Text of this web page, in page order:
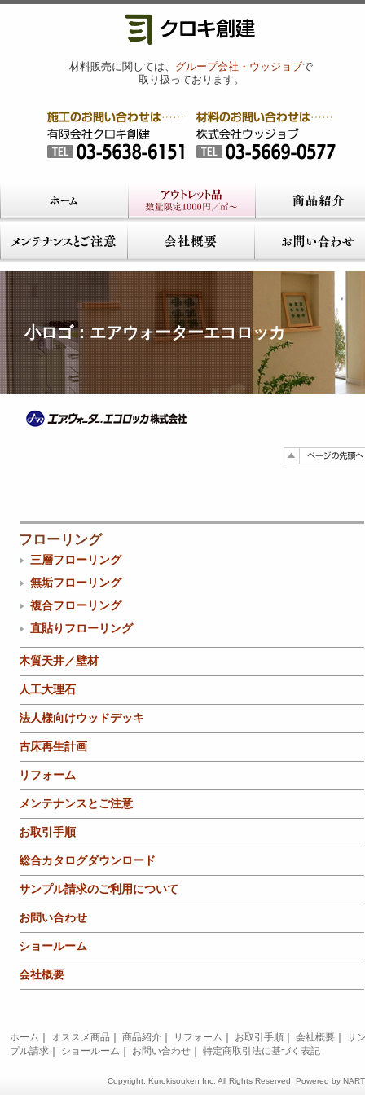
材料販売に関しては、 グループ会社・ウッジョブで
取り扱っております。
小ロゴ：エアウォーターエコロッカ
フローリング
三層フローリング
無垢フローリング
複合フローリング
直貼りフローリング
木質天井／壁材
人工大理石
法人様向けウッドデッキ
古床再生計画
リフォーム
メンテナンスとご注意
お取引手順
総合カタログダウンロード
サンプル請求のご利用について
お問い合わせ
ショールーム
会社概要
ホーム オススメ商品 商品紹介｜ リフォーム お取引手順｜ 会社概要｜
サ
プル請求｜ ショールーム お問い合わせ｜ 特定商取引法に基づく表記
Copyright, Kurokisouken Inc. All Rights Reserved. Powered by